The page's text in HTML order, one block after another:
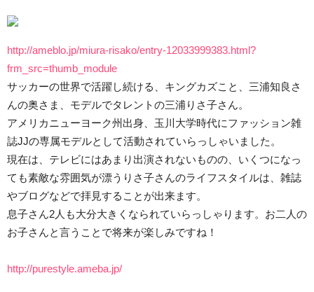
http://ameblo.jp/miura-risako/entry-12033999383.html?
frm_src=thumb_module
サッカーの世界で活躍し続ける、キングカズこと、三浦知良さ
んの奥さま、モデルでタレントの三浦りさ子さん。
アメリカニューヨーク州出身、玉川大学時代にファッション雑
誌JJの専属モデルとして活動されていらっしゃいました。
現在は、テレビにはあまり出演されないものの、いくつになっ
ても素敵な雰囲気が漂うりさ子さんのライフスタイルは、雑誌
やブログなどで拝見することが出来ます。
息子さん2人も大分大きくなられていらっしゃります。お二人の
お子さんと言うことで将来が楽しみですね！
http://purestyle.ameba.jp/